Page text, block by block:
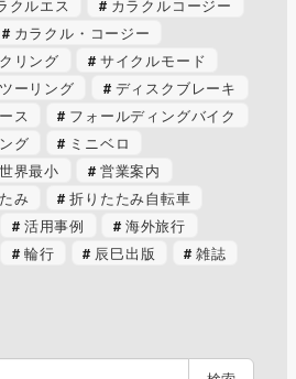
クルエス
カラクルコージー
カラクル・コージー
リング
サイクルモード
ツーリング
ディスクブレーキ
ス
フォールディングバイク
グ
ミニベロ
世界最小
営業案内
み
折りたたみ自転車
活用事例
海外旅行
輪行 辰巳出版
雑誌